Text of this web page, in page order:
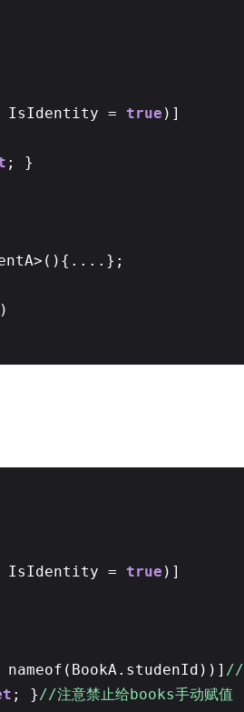
IsIdentity = true )]
; }
IsIdentity = true )]
nameof(BookA.studenId))] //
; } //注意禁止给books手动赋值